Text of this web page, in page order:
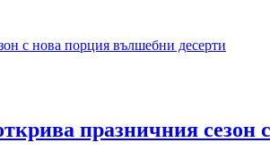
празничния сезон